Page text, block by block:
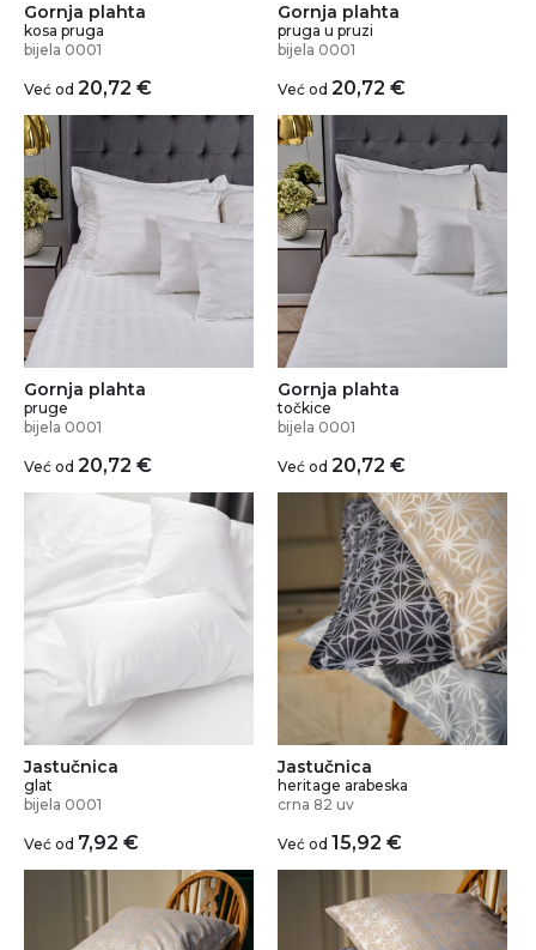
Gornja plahta
kosa pruga
bijela 0001
Već od 20,72 €
Gornja plahta
pruga u pruzi
bijela 0001
Već od 20,72 €
Gornja plahta
pruge
bijela 0001
Već od 20,72 €
Gornja plahta
točkice
bijela 0001
Već od 20,72 €
Jastučnica
glat
bijela 0001
Već od 7,92 €
Jastučnica
heritage arabeska
crna 82 uv
Već od 15,92 €